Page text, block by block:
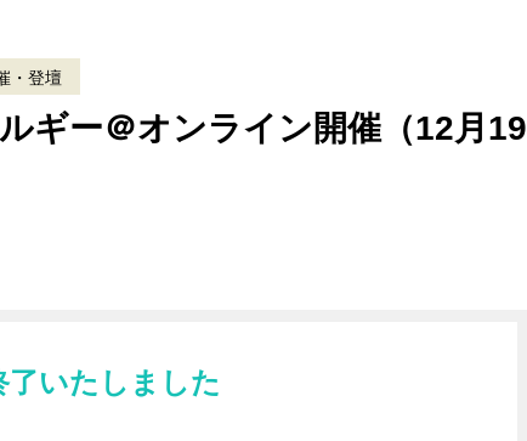
・登壇
ギー＠オンライン開催（12月19
了いたしました